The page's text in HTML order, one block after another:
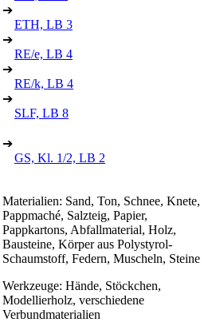
➔
ETH, LB 3
➔
RE/e, LB 4
➔
RE/k, LB 4
➔
SLF, LB 8
➔
GS, Kl. 1/2, LB 2
Materialien: Sand, Ton, Schnee, Knete,
Pappmaché, Salzteig, Papier,
Pappkartons, Abfallmaterial, Holz,
Bausteine, Körper aus Polystyrol-
Schaumstoff, Federn, Muscheln, Steine
Werkzeuge: Hände, Stöckchen,
Modellierholz, verschiedene
Verbundmaterialien